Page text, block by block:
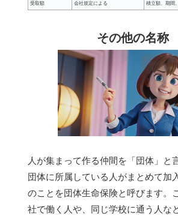
受取額 会社規定による 積立額、期間
その他の名称
人が集まって作る仲間を「団体」と
団体に所属している人がまとめて加
のことを団体生命保険と呼びます。
社で働く人や、同じ学校に通う人な